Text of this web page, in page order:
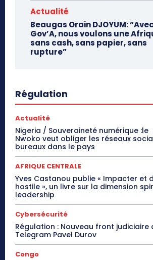
Actualité
Beaugas Orain DJOYUM:
Gov’A, nous voulons une
sans cash, sans papier, sans
rupture”
Régulation
Actualité
Nigeria / Souveraineté numérique :le
Nwoko veut obliger les réseaux
bureaux dans le pays
AFRIQUE CENTRALE
Yves Castanou publie « Impacter et
hostile », un livre sur la dimension
leadership
Cybersécurité
Régulation : Nouveau front
Telegram Pavel Durov
Congo